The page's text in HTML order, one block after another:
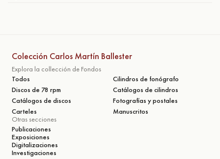
Colección Carlos Martín Ballester
Explora la collección de Fondos
Todos
Cilindros de fonógrafo
Discos de 78 rpm
Catálogos de cilindros
Catálogos de discos
Fotografías y postales
Carteles
Manuscritos
Otras secciones
Publicaciones
Exposiciones
Digitalizaciones
Investigaciones